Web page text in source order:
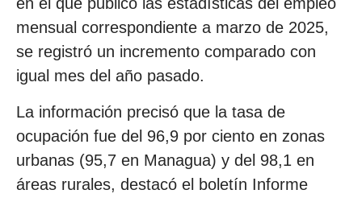
mensual correspondiente a marzo de 2025,
se registró un incremento comparado con
igual mes del año pasado.
La información precisó que la tasa de
ocupación fue del 96,9 por ciento en zonas
urbanas (95,7 en Managua) y del 98,1 en
áreas rurales, destacó el boletín Informe